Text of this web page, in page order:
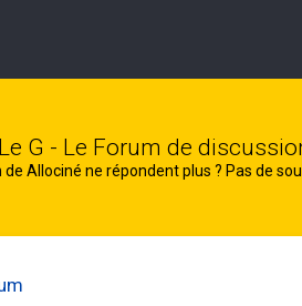
G - Le Forum de
de Allociné ne répondent plus ? Pas de